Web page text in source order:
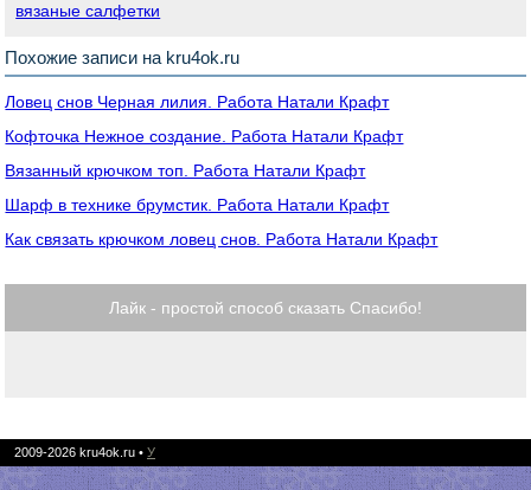
вязаные салфетки
Похожие записи на kru4ok.ru
Ловец снов Черная лилия. Работа Натали Крафт
Кофточка Нежное создание. Работа Натали Крафт
Вязанный крючком топ. Работа Натали Крафт
Шарф в технике брумстик. Работа Натали Крафт
Как связать крючком ловец снов. Работа Натали Крафт
Лайк - простой способ сказать Спасибо!
2009-2026 kru4ok.ru • У